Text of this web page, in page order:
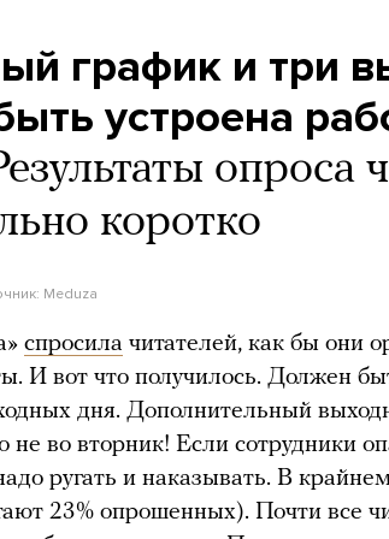
график и три
устроена
коротко
Meduza
спросила читателей, как бы они
И вот что получилось. Должен
дня. Дополнительный
не во вторник! Если сотрудники
ругать и наказывать. В
23% опрошенных). Почти все